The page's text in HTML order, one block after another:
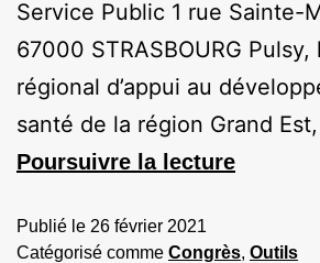
Service Public 1 rue Sainte-
67000 STRASBOURG
régional d’appui au
santé de la région Grand
Poursuivre la lecture
Publié le 26 février 2021
Catégorisé comme Congrès, Outils